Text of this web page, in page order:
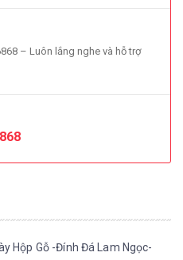
– Luôn lắng nghe và hỗ trợ
Hộp Gỗ -Đính Đá Lam Ngọc-